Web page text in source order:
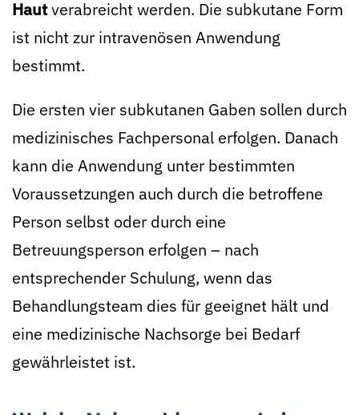
Hautverabreicht werden. Die subkutane Form
ist nicht zur intravenösen Anwendung
bestimmt.
Die ersten vier subkutanen Gaben sollen durch
medizinisches Fachpersonal erfolgen. Danach
kann die Anwendung unter bestimmten
Voraussetzungen auch durch die betroffene
Person selbst oder durch eine
Betreuungsperson erfolgen – nach
entsprechender Schulung, wenn das
Behandlungsteam dies für geeignet hält und
eine medizinische Nachsorge bei Bedarf
gewährleistet ist.